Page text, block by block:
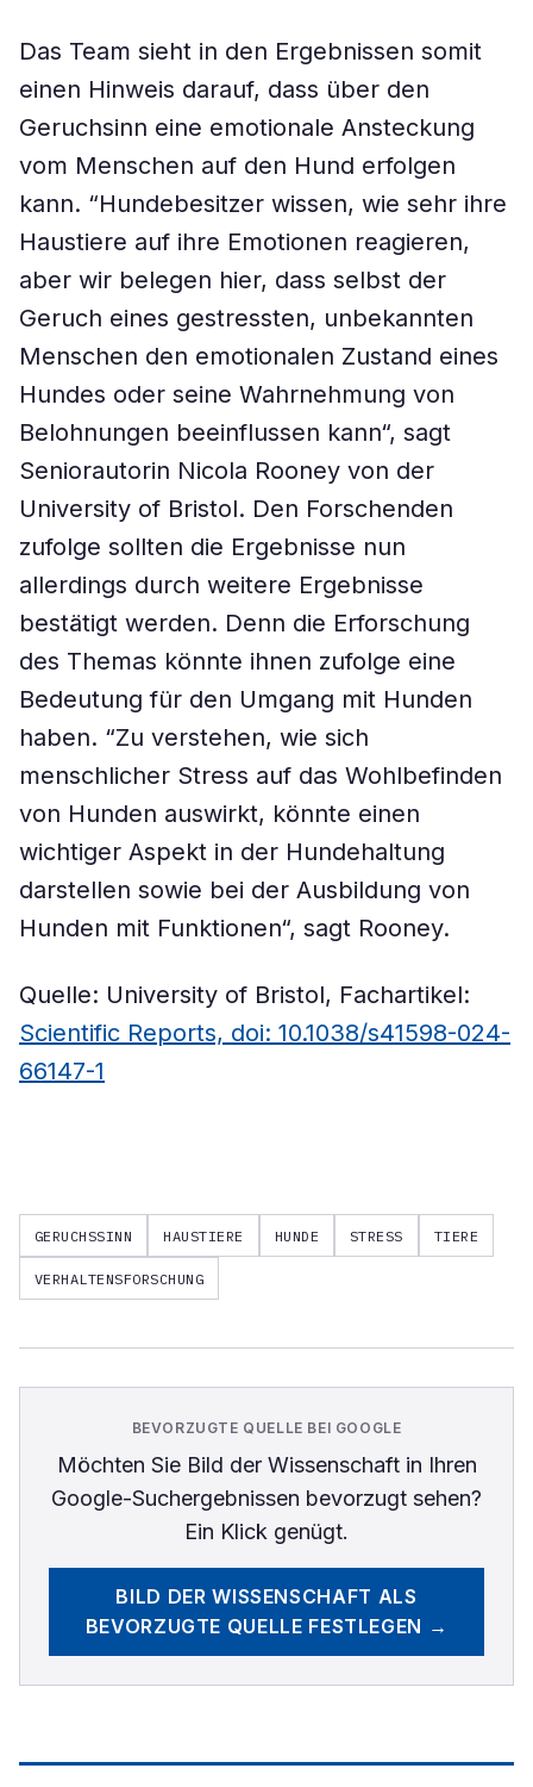
Das Team sieht in den Ergebnissen somit
einen Hinweis darauf, dass über den
Geruchsinn eine emotionale Ansteckung
vom Menschen auf den Hund erfolgen
kann. “Hundebesitzer wissen, wie sehr ihre
Haustiere auf ihre Emotionen reagieren,
aber wir belegen hier, dass selbst der
Geruch eines gestressten, unbekannten
Menschen den emotionalen Zustand eines
Hundes oder seine Wahrnehmung von
Belohnungen beeinflussen kann“, sagt
Seniorautorin Nicola Rooney von der
University of Bristol. Den Forschenden
zufolge sollten die Ergebnisse nun
allerdings durch weitere Ergebnisse
bestätigt werden. Denn die Erforschung
des Themas könnte ihnen zufolge eine
Bedeutung für den Umgang mit Hunden
haben. “Zu verstehen, wie sich
menschlicher Stress auf das Wohlbefinden
von Hunden auswirkt, könnte einen
wichtiger Aspekt in der Hundehaltung
darstellen sowie bei der Ausbildung von
Hunden mit Funktionen“, sagt Rooney.
Quelle: University of Bristol, Fachartikel:
Scientific Reports, doi: 10.1038/s41598-024-
66147-1
GERUCHSSINN HAUSTIERE HUNDE STRESS TIERE
VERHALTENSFORSCHUNG
BEVORZUGTE QUELLE BEI GOOGLE
Möchten Sie Bild der Wissenschaftin Ihren
Google-Suchergebnissen bevorzugt sehen?
Ein Klick genügt.
BILD DER WISSENSCHAFT ALS
BEVORZUGTE QUELLE FESTLEGEN →